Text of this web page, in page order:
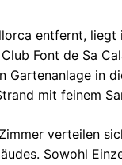
entfernt, liegt
Font de Sa
Gartenanlage in
mit feinem
verteilen
Sowohl